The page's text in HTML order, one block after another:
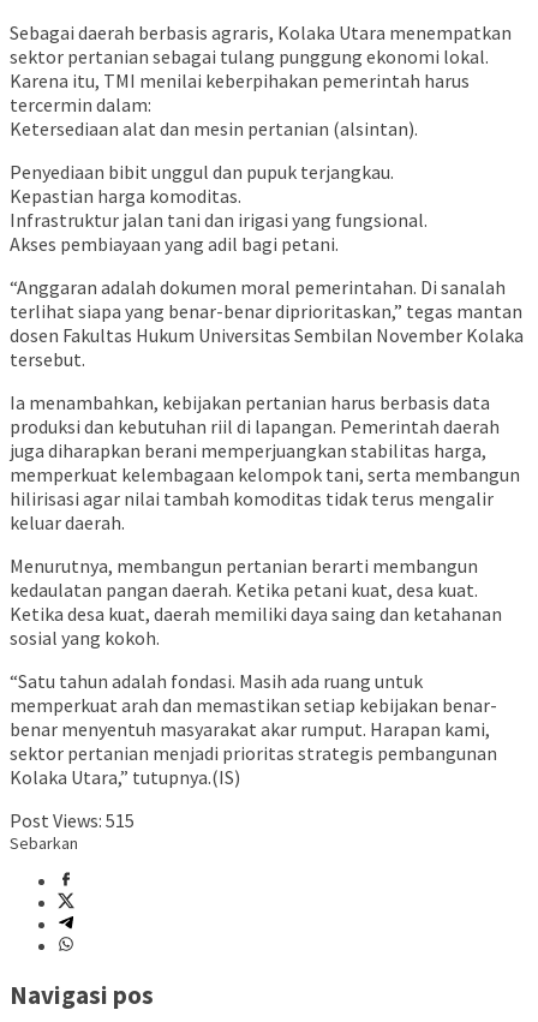
Sebagai daerah berbasis agraris, Kolaka Utara menempatkan
sektor pertanian sebagai tulang punggung ekonomi lokal.
Karena itu, TMI menilai keberpihakan pemerintah harus
tercermin dalam:
Ketersediaan alat dan mesin pertanian (alsintan).
Penyediaan bibit unggul dan pupuk terjangkau.
Kepastian harga komoditas.
Infrastruktur jalan tani dan irigasi yang fungsional.
Akses pembiayaan yang adil bagi petani.
“Anggaran adalah dokumen moral pemerintahan. Di sanalah
terlihat siapa yang benar-benar diprioritaskan,” tegas mantan
dosen Fakultas Hukum Universitas Sembilan November Kolaka
tersebut.
Ia menambahkan, kebijakan pertanian harus berbasis data
produksi dan kebutuhan riil di lapangan. Pemerintah daerah
juga diharapkan berani memperjuangkan stabilitas harga,
memperkuat kelembagaan kelompok tani, serta membangun
hilirisasi agar nilai tambah komoditas tidak terus mengalir
keluar daerah.
Menurutnya, membangun pertanian berarti membangun
kedaulatan pangan daerah. Ketika petani kuat, desa kuat.
Ketika desa kuat, daerah memiliki daya saing dan ketahanan
sosial yang kokoh.
“Satu tahun adalah fondasi. Masih ada ruang untuk
memperkuat arah dan memastikan setiap kebijakan benar-
benar menyentuh masyarakat akar rumput. Harapan kami,
sektor pertanian menjadi prioritas strategis pembangunan
Kolaka Utara,” tutupnya.(IS)
Post Views: 515
Sebarkan
Navigasi pos